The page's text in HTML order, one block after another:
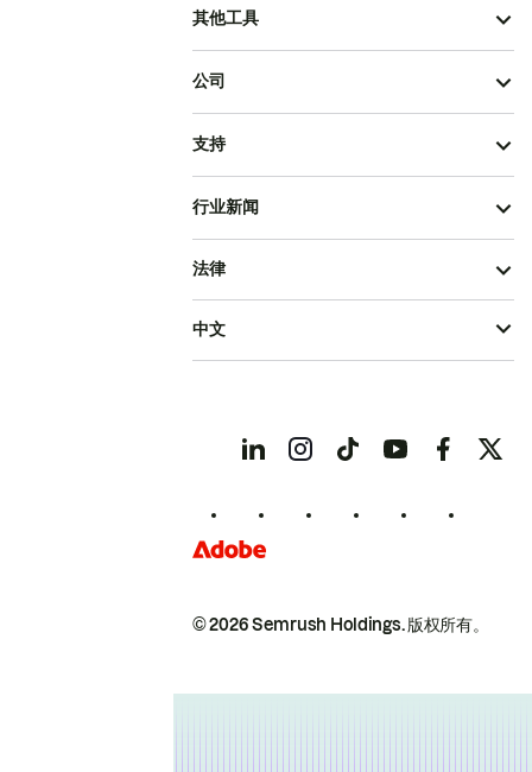
其他工具
公司
支持
行业新闻
© 2026 Semrush Holdings.版权所有。
法律
中文